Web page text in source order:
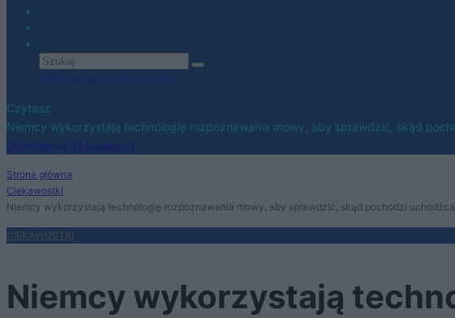
Czytasz
Niemcy wykorzystają technologię rozpoznawania mowy, aby sprawdzić, skąd
Strona główna
Ciekawostki
Niemcy wykorzystają technologię rozpoznawania mowy, aby sprawdzić, skąd pochodzi uchodźca
CIEKAWOSTKI
Niemcy wykorzystają